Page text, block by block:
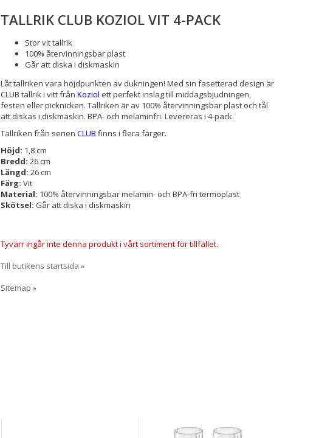
TALLRIK CLUB KOZIOL VIT 4-PACK
Stor vit tallrik
100% återvinningsbar plast
Går att diska i diskmaskin
Låt tallriken vara höjdpunkten av dukningen! Med sin fasetterad design är
CLUB tallrik i vitt från Koziol ett perfekt inslag till middagsbjudningen,
festen eller picknicken. Tallriken är av 100% återvinningsbar plast och tål
att diskas i diskmaskin. BPA- och melaminfri. Levereras i 4-pack.
Tallriken från serien CLUB finns i flera färger.
Höjd: 1,8 cm
Bredd: 26 cm
Längd: 26 cm
Färg: Vit
Material: 100% återvinningsbar melamin- och BPA-fri termoplast
Skötsel: Går att diska i diskmaskin
Tyvärr ingår inte denna produkt i vårt sortiment för tillfället.
Till butikens startsida »
Sitemap »